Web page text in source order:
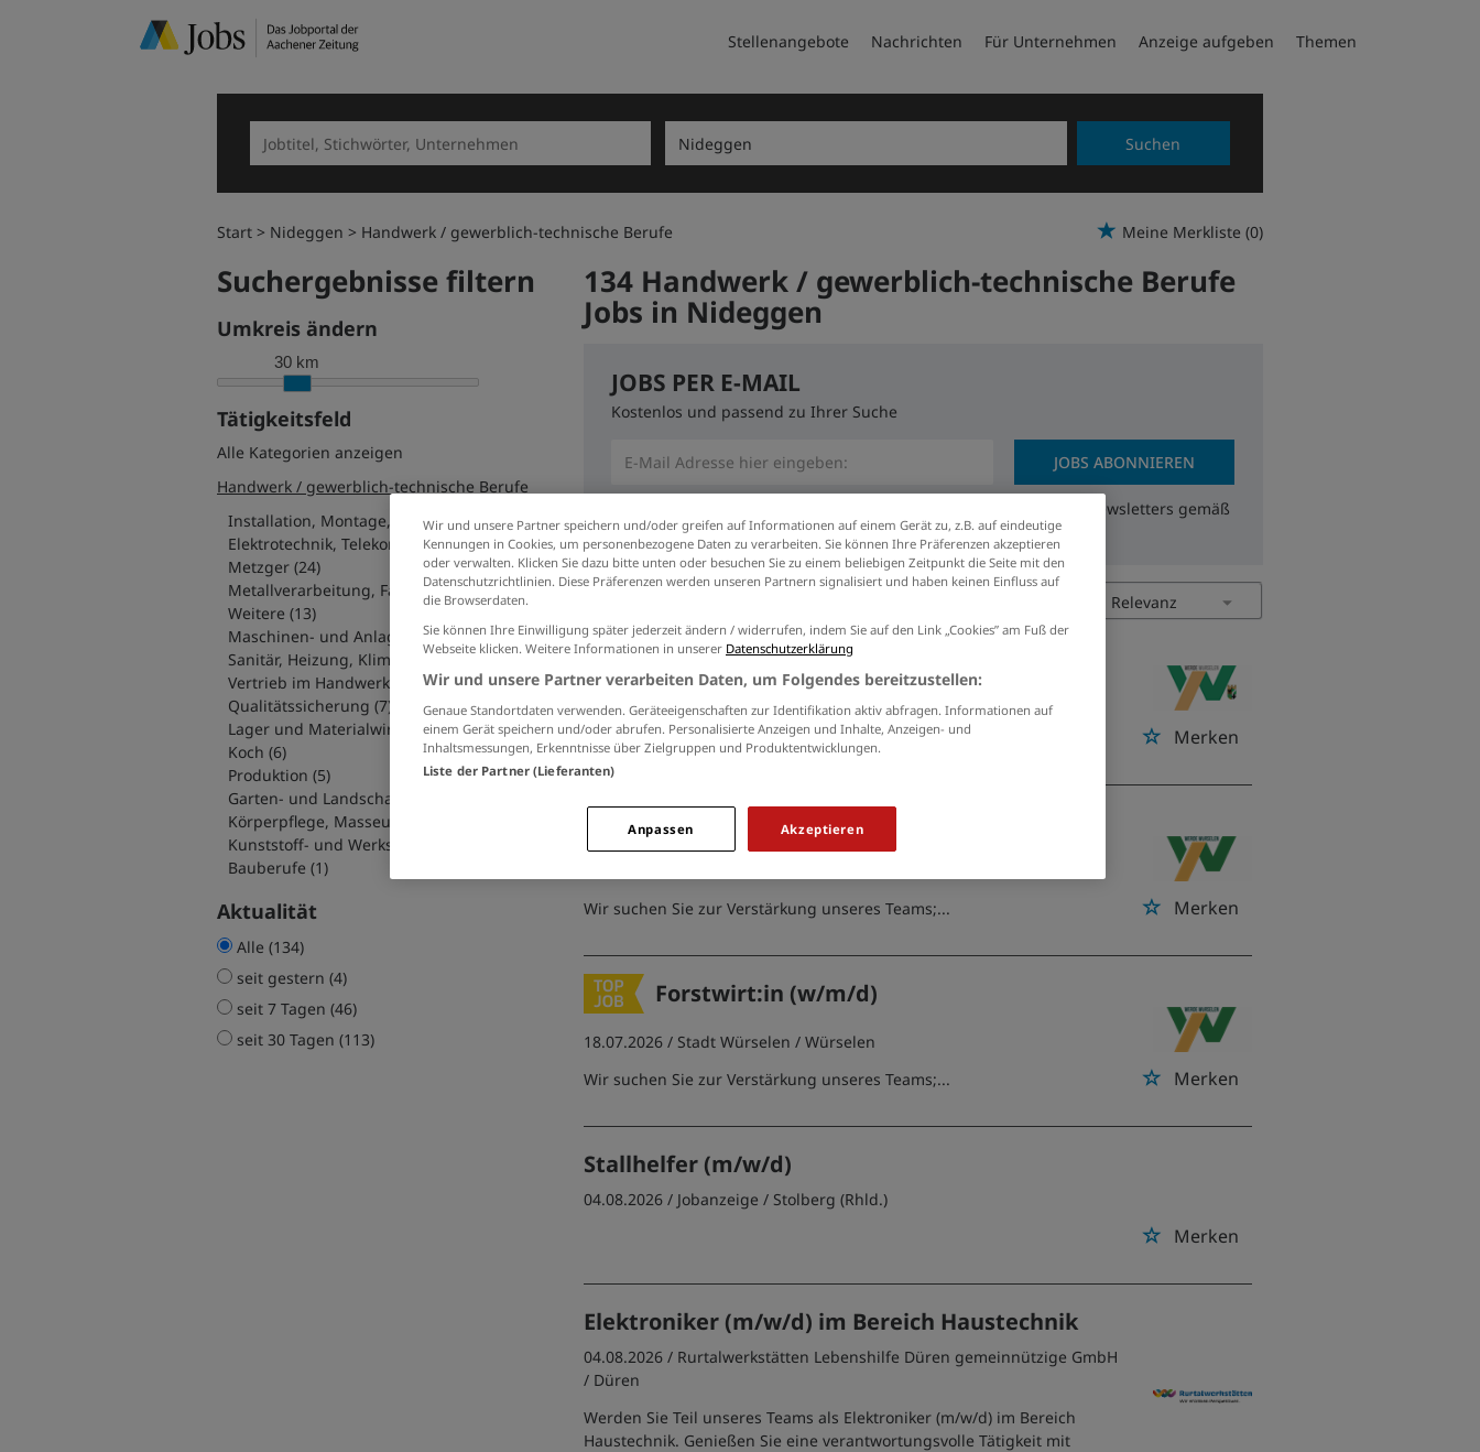
Stellenangebote Nachrichten Für Unternehmen Anzeige aufgeben Themen
Suchen
Start Nideggen Handwerk / gewerblich-technische Berufe Meine Merkliste (0)
Suchergebnisse filtern
Umkreis ändern
30 km
Tätigkeitsfeld
Alle Kategorien anzeigen
Handwerk / gewerblich-technische Berufe
Installation, Montage, Wartung (40)
Elektrotechnik, Telekommunikation (32)
Metzger (24)
Metallverarbeitung, Fahrzeugtechnik (23)
Weitere (13)
Maschinen- und Anlagenführer (10)
Sanitär, Heizung, Klimatechnik (8)
Vertrieb im Handwerk (8)
Qualitätssicherung (7)
Lager und Materialwirtschaft (6)
Koch (6)
Produktion (5)
Körperpflege, Masseur, Friseur (3)
Kunststoff- und Werkstofftechnik (2)
Bauberufe (1)
Aktualität
Alle (134)
seit gestern (4)
seit 7 Tagen (46)
seit 30 Tagen (113)
134 Handwerk / gewerblich-technische Berufe
Jobs in Nideggen
JOBS PER E-MAIL
Kostenlos und passend zu Ihrer Suche
JOBS ABONNIEREN
Ich willige in die Verarbeitung meiner Daten zum Erhalt des Newsletters gemäß
derDatenschutzinformationenein.
Brandmeisteranwärter:in (w/m/d)
Merken
18.07.2026 / Stadt Würselen
/ Würselen
Wir suchen Sie zur Verstärkung unseres Teams;...
Amtsleitung Baubetriebshof (m/w/d)
Merken
Wir suchen Sie zur Verstärkung unseres Teams;...
Forstwirt:in (w/m/d)
Merken
18.07.2026 / Stadt Würselen / Würselen
Wir suchen Sie zur Verstärkung unseres Teams;...
Stallhelfer (m/w/d)
Merken
04.08.2026 / Jobanzeige / Stolberg (Rhld.)
Elektroniker (m/w/d) im Bereich Haustechnik
04.08.2026 / Rurtalwerkstätten Lebenshilfe Düren gemeinnützige GmbH
/ Düren
Werden Sie Teil unseres Teams als Elektroniker (m/w/d) im Bereich
Haustechnik. Genießen Sie eine verantwortungsvolle Tätigkeit mit
Wir und unsere Partner speichern und/oder greifen auf Informationen auf einem Gerät zu, z.B. auf eindeutige
Kennungen in Cookies, um personenbezogene Daten zu verarbeiten. Sie können Ihre Präferenzen akzeptieren
oder verwalten. Klicken Sie dazu bitte unten oder besuchen Sie zu einem beliebigen Zeitpunkt die Seite mit den
Datenschutzrichtlinien. Diese Präferenzen werden unseren Partnern signalisiert und haben keinen Einfluss auf
die Browserdaten.
Sie können Ihre Einwilligung später jederzeit ändern / widerrufen, indem Sie auf den Link „Cookies” am Fuß der
Webseite klicken. Weitere Informationen in unserer Datenschutzerklärung
Wir und unsere Partner verarbeiten Daten, um Folgendes bereitzustellen:
Genaue Standortdaten verwenden. Geräteeigenschaften zur Identifikation aktiv abfragen. Informationen auf
einem Gerät speichern und/oder abrufen. Personalisierte Anzeigen und Inhalte, Anzeigen- und
Inhaltsmessungen, Erkenntnisse über Zielgruppen und Produktentwicklungen.
Liste der Partner (Lieferanten)
Akzeptieren
Anpassen